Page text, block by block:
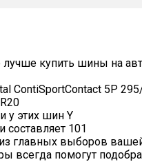
лучше купить шины на
ContiSportContact 5P
у этих шин Y
составляет 101
главных выборов
всегда помогут